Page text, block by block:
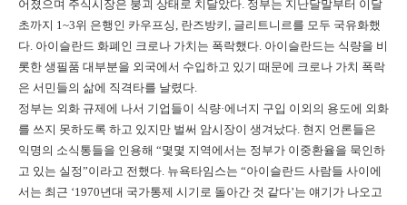
어졌으며 주식시장은 붕괴 상태로 치달았다. 정부는 지난달말부터 이달
초까지 1~3위 은행인 카우프싱, 란즈방키, 글리트니르를 모두 국유화했
다. 아이슬란드 화폐인 크로나 가치는 폭락했다. 아이슬란드는 식량을 비
롯한 생필품 대부분을 외국에서 수입하고 있기 때문에 크로나 가치 폭락
은 서민들의 삶에 직격타를 날렸다.
정부는 외화 규제에 나서 기업들이 식량·에너지 구입 이외의 용도에 외화
를 쓰지 못하도록 하고 있지만 벌써 암시장이 생겨났다. 현지 언론들은
익명의 소식통들을 인용해 “몇몇 지역에서는 정부가 이중환율을 묵인하
고 있는 실정”이라고 전했다. 뉴욕타임스는 “아이슬란드 사람들 사이에
서는 최근 ‘1970년대 국가통제 시기로 돌아간 것 같다’는 얘기가 나오고